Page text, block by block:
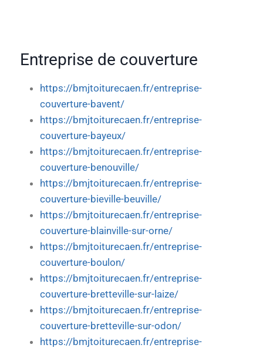
Entreprise de couverture
https://bmjtoiturecaen.fr/entreprise-
couverture-bavent/
https://bmjtoiturecaen.fr/entreprise-
couverture-bayeux/
https://bmjtoiturecaen.fr/entreprise-
couverture-benouville/
https://bmjtoiturecaen.fr/entreprise-
couverture-bieville-beuville/
https://bmjtoiturecaen.fr/entreprise-
couverture-blainville-sur-orne/
https://bmjtoiturecaen.fr/entreprise-
couverture-boulon/
https://bmjtoiturecaen.fr/entreprise-
couverture-bretteville-sur-laize/
https://bmjtoiturecaen.fr/entreprise-
couverture-bretteville-sur-odon/
https://bmjtoiturecaen.fr/entreprise-